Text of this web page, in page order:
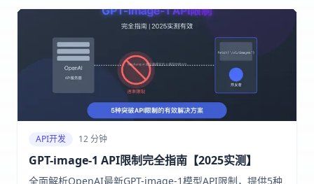
API开发 12 分钟
GPT-image-1 API限制完全指南【2025实测】
全面解析OpenAI最新GPT-image-1模型API限制，提供5种